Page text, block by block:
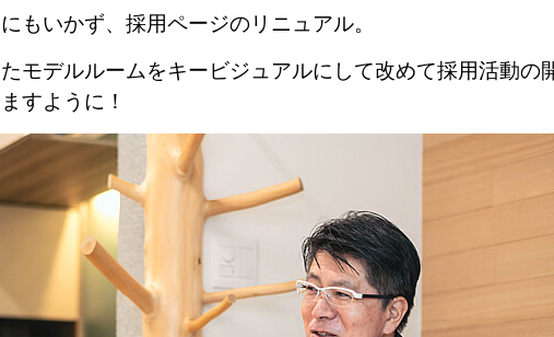
もいかず、採用ページのリニュアル。
モデルルームをキービジュアルにして改めて採用活動の
すように！